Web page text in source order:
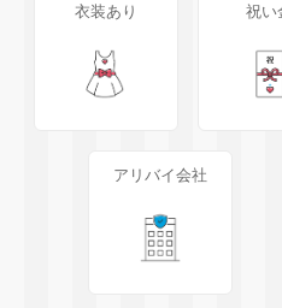
衣装あり 祝い
アリバイ会社